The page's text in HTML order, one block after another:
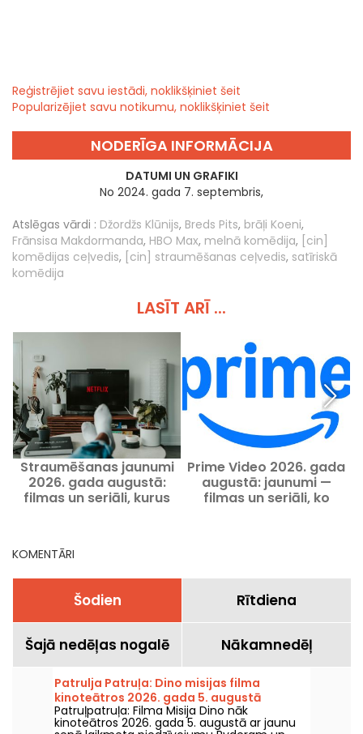
Reģistrējiet savu iestādi, noklikšķiniet šeit
Popularizējiet savu notikumu, noklikšķiniet šeit
NODERĪGA INFORMĀCIJA
DATUMI UN GRAFIKI
No 2024. gada 7. septembris,
Atslēgas vārdi : Džordžs Klūnijs, Breds Pits, brāļi Koeni,
Frānsisa Makdormanda, HBO Max, melnā komēdija, [cin]
komēdijas ceļvedis, [cin] straumēšanas ceļvedis, satīriskā
komēdija
LASĪT ARĪ ...
Straumēšanas jaunumi
2026. gada augustā:
filmas un seriāli, kurus
Prime Video 2026. gada
augustā: jaunumi —
filmas un seriāli, ko
KOMENTĀRI
Šodien Rītdiena
Šajā nedēļas nogalē Nākamnedēļ
Patrulja Patruļa: Dino misijas filma
kinoteātros 2026. gada 5. augustā
Patruļpatruļa: Filma Misija Dino nāk
kinoteātros 2026. gada 5. augustā ar jaunu